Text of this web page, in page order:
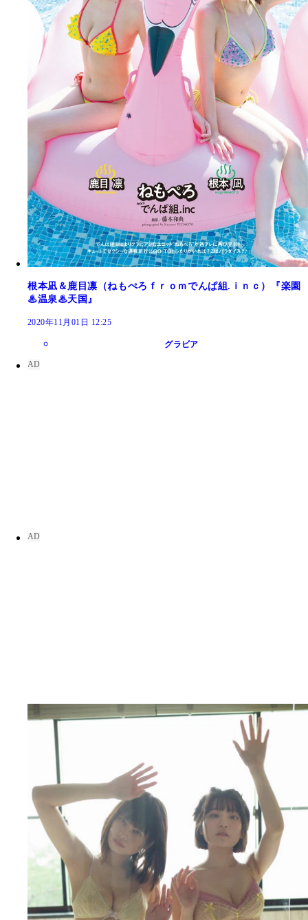
根本凪＆鹿目凛（ねもぺろｆｒｏｍでんぱ組.ｉｎｃ）『楽園
♨温泉♨天国』
2020年11月01日 12:25
グラビア